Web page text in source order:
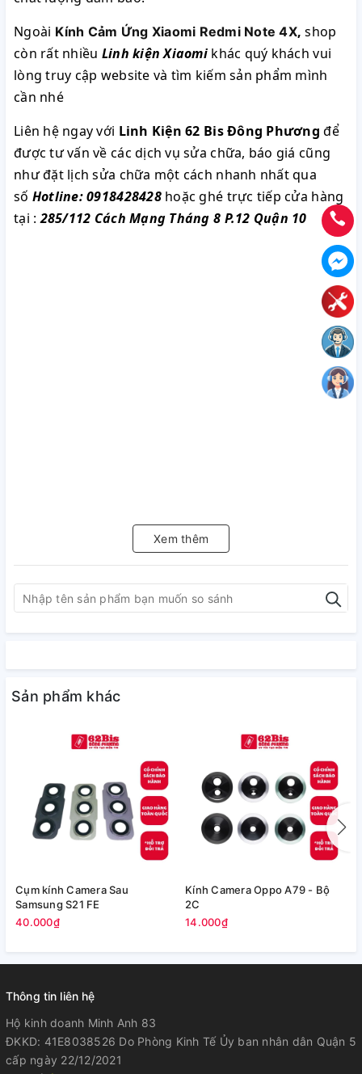
Ngoài Kính Cảm Ứng Xiaomi Redmi Note 4X, shop
còn rất nhiều Linh kiện Xiaomi khác quý khách vui
lòng truy cập website và tìm kiếm sản phẩm mình
cần nhé
Liên hệ ngay với Linh Kiện 62 Bis Đông Phương để
được tư vấn về các dịch vụ sửa chữa, báo giá cũng
như đặt lịch sửa chữa một cách nhanh nhất qua
số Hotline: 0918428428hoặc ghé trực tiếp cửa hàng
tại :285/112 Cách Mạng Tháng 8 P.12 Quận 10
Xem thêm
Sản phẩm khác
Cụm kính Camera Sau
Samsung S21 FE
40.000₫
Kính Camera Oppo A79 - Bộ
2C
14.000₫
Thông tin liên hệ
Hộ kinh doanh Minh Anh 83
ĐKKD: 41E8038526 Do Phòng Kinh Tế Ủy ban nhân dân Quận 5
cấp ngày 22/12/2021